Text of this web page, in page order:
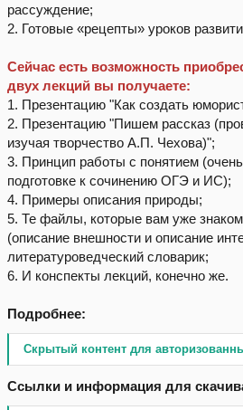
рассуждение;
2. Готовые «рецепты» уроков
Сейчас есть возможность
двух лекций вы получаете:
1. Презентацию "Как создать
2. Презентацию "Пишем рассказ
изучая творчество А.П. Чехова)";
3. Принцип работы с понятием
подготовке к сочинению ОГЭ и ИС);
4. Примеры описания природы;
5. Те файлы, которые вам уже
(описание внешности и описание
литературоведческий словарик;
6. И конспекты лекций, конечно же.
Подробнее:
Скрытый контент для
Ссылки и информация для